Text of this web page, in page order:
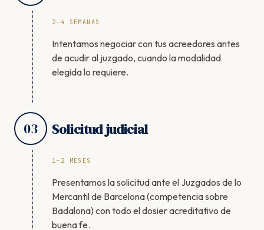
2–4 SEMANAS
Intentamos negociar con tus acreedores antes
de acudir al juzgado, cuando la modalidad
elegida lo requiere.
03 Solicitud judicial
1–2 MESES
Presentamos la solicitud ante el Juzgados de lo
Mercantil de Barcelona (competencia sobre
Badalona) con todo el dosier acreditativo de
buena fe.